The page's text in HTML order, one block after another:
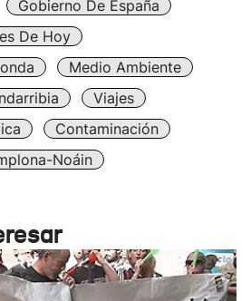
Gobierno De España
De Hoy
Medio Ambiente
Viajes
Contaminación
Noáin